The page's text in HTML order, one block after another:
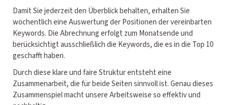
Damit Sie jederzeit den Überblick behalten, erhalten Sie
wöchentlich eine Auswertung der Positionen der vereinbarten
Keywords. Die Abrechnung erfolgt zum Monatsende und
berücksichtigt ausschließlich die Keywords, die es in die Top 10
geschafft haben.
Durch diese klare und faire Struktur entsteht eine
Zusammenarbeit, die für beide Seiten sinnvoll ist. Genau dieses
Zusammenspiel macht unsere Arbeitsweise so effektiv und